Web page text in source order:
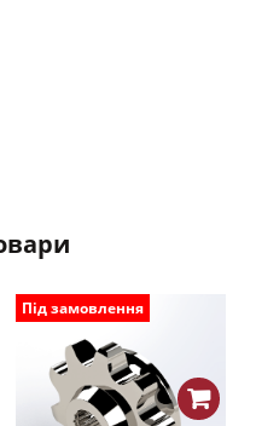
Під замовлення